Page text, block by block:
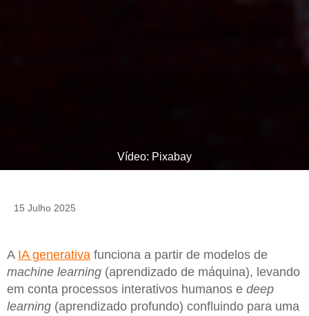
Vídeo: Pixabay
15 Julho 2025
A IA generativa funciona a partir de modelos de
machine learning (aprendizado de máquina), levando
em conta processos interativos humanos e deep
learning (aprendizado profundo) confluindo para uma